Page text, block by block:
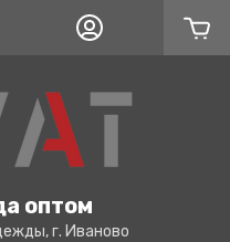
оптом
г. Иваново